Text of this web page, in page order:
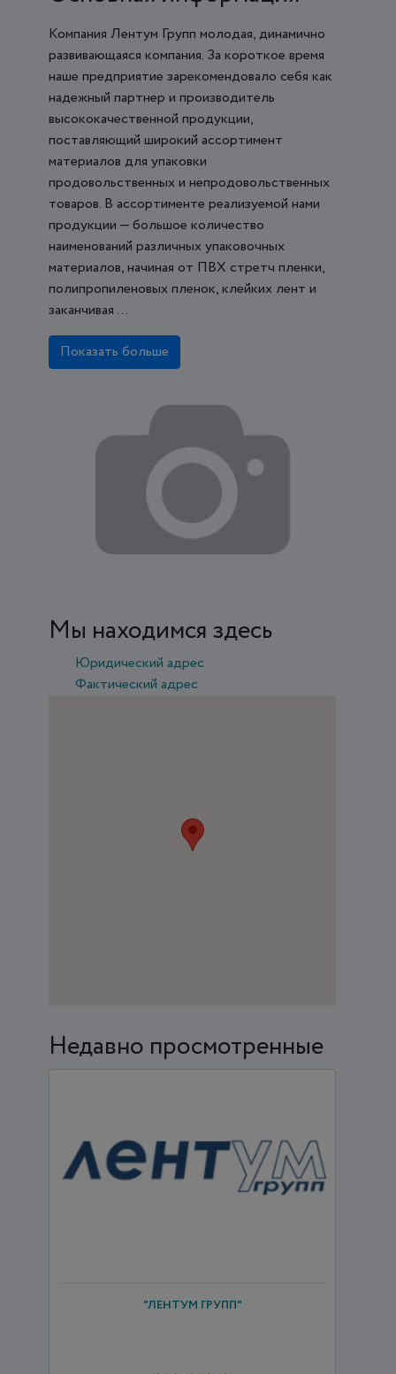
Компания Лентум Групп молодая, динамично
развивающаяся компания. За короткое время
наше предприятие зарекомендовало себя как
надежный партнер и производитель
высококачественной продукции,
поставляющий широкий ассортимент
материалов для упаковки
продовольственных и непродовольственных
товаров. В ассортименте реализуемой нами
продукции — большое количество
наименований различных упаковочных
материалов, начиная от ПВХ стретч пленки,
полипропиленовых пленок, клейких лент и
заканчивая ...
Показать больше
Мы находимся здесь
Юридический адрес
Фактический адрес
Недавно просмотренные
"ЛЕНТУМ ГРУПП"